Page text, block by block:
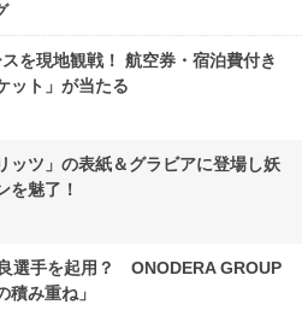
を現地観戦！ 航空券・宿泊費付き
ット」が当たる
ッツ」の表紙＆グラビアに登場し妖
を魅了！
選手を起用？ ONODERA GROUP
積み重ね」